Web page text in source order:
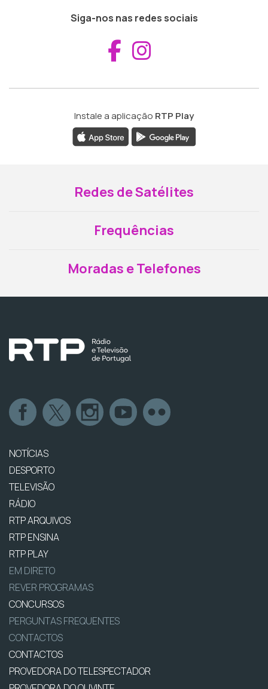
Siga-nos nas redes sociais
Aceder ao
Instale a aplicação RTP Play
Redes de Satélites
Frequências
Moradas e Telefones
NOTÍCIAS
DESPORTO
TELEVISÃO
RÁDIO
RTP ARQUIVOS
RTP ENSINA
RTP PLAY
EM DIRETO
REVER PROGRAMAS
CONCURSOS
PERGUNTAS FREQUENTES
CONTACTOS
CONTACTOS
PROVEDORA DO TELESPECTADOR